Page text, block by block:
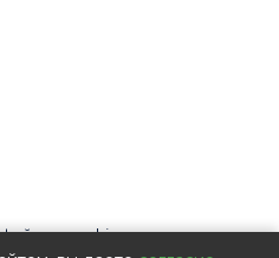
файлов cookies